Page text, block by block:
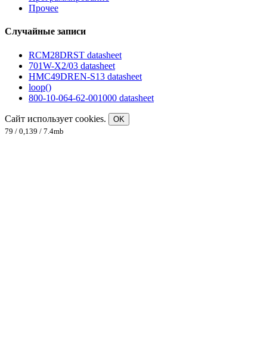
Прочее
Случайные записи
RCM28DRST datasheet
701W-X2/03 datasheet
HMC49DREN-S13 datasheet
loop()
800-10-064-62-001000 datasheet
Сайт использует cookies.
OK
79 / 0,139 / 7.4mb